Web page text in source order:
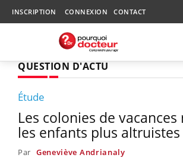
INSCRIPTION CONNEXION CONTACT
QUESTION D'ACTU
Étude
Les colonies de
les enfants plus altruistes
Par Geneviève Andrianaly